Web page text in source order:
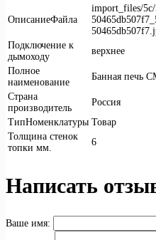
ОписаниеФайла
import_files/
Подключение к
дымоходу
верхнее
Полное
наименование
Банная печь
Страна
производитель
Россия
ТипНоменклатуры Товар
Толщина стенок
топки мм.
6
Написать
Ваше имя: